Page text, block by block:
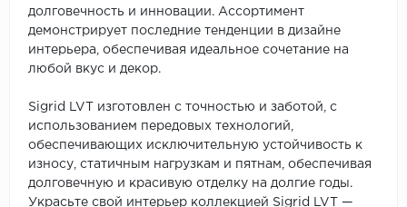
долговечность и инновации. Ассортимент
демонстрирует последние тенденции в дизайне
интерьера, обеспечивая идеальное сочетание на
любой вкус и декор.
Sigrid LVT изготовлен с точностью и заботой, с
использованием передовых технологий,
обеспечивающих исключительную устойчивость к
износу, статичным нагрузкам и пятнам, обеспечивая
долговечную и красивую отделку на долгие годы.
Украсьте свой интерьер коллекцией Sigrid LVT —